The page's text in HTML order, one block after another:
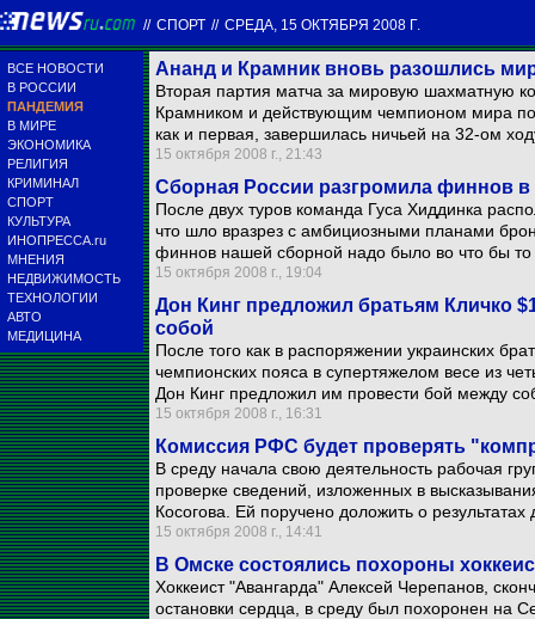
// СПОРТ // СРЕДА, 15 ОКТЯБРЯ 2008 Г.
ВСЕ НОВОСТИ
В РОССИИ
ПАНДЕМИЯ
В МИРЕ
ЭКОНОМИКА
РЕЛИГИЯ
КРИМИНАЛ
СПОРТ
КУЛЬТУРА
ИНОПРЕССА.ru
МНЕНИЯ
НЕДВИЖИМОСТЬ
ТЕХНОЛОГИИ
АВТО
МЕДИЦИНА
Ананд и Крамник вновь разошлись
Вторая партия матча за мировую шахматную
Крамником и действующим чемпионом мира
как и первая, завершилась ничьей на 32-ом
15 октября 2008 г., 21:43
Сборная России разгромила финнов
После двух туров команда Гуса Хиддинка
что шло вразрез с амбициозными планами
финнов нашей сборной надо было во что бы то
15 октября 2008 г., 19:04
Дон Кинг предложил братьям Кличко
собой
После того как в распоряжении украинских
чемпионских пояса в супертяжелом весе из
Дон Кинг предложил им провести бой между
15 октября 2008 г., 16:31
Комиссия РФС будет проверять
В среду начала свою деятельность рабочая
проверке сведений, изложенных в
Косогова. Ей поручено доложить о результатах
15 октября 2008 г., 14:41
В Омске состоялись похороны
Хоккеист "Авангарда" Алексей Черепанов,
остановки сердца, в среду был похоронен на